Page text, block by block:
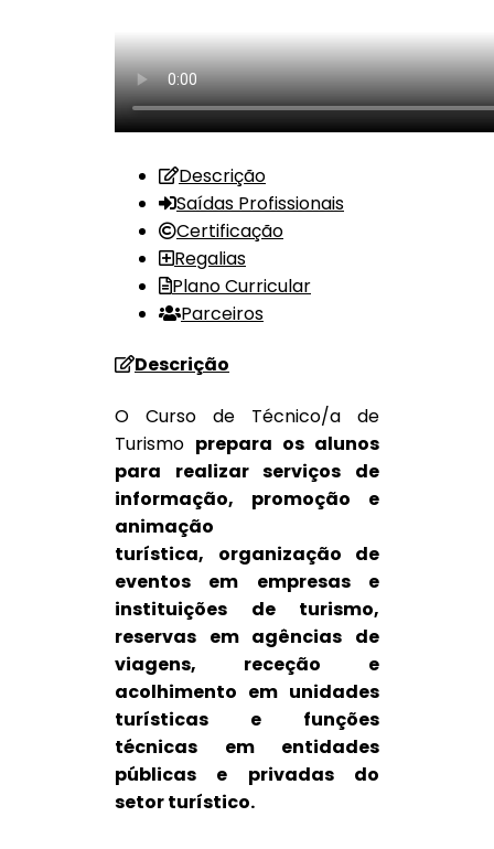
Descrição
Saídas Profissionais
Certificação
Regalias
Plano Curricular
Parceiros
Descrição
O Curso de Técnico/a de
Turismo prepara os alunos
para realizar serviços de
informação, promoção e
animação
turística, organização de
eventos em empresas e
instituições de turismo,
reservas em agências de
viagens, receção e
acolhimento em unidades
turísticas e funções
técnicas em entidades
públicas e privadas do
setor turístico.